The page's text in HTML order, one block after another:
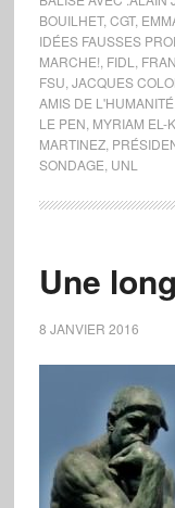
BOUILHET, CGT,
IDÉES FAUSSES
MARCHE! FIDL
FSU JACQUES
AMIS DE L'HUMANITÉ
LE PEN MYRIAM EL-
MARTINEZ,
SONDAGE UNL
Une
8 JANVIER 2016